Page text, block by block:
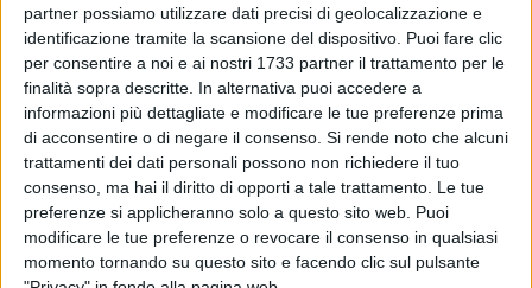
partner possiamo utilizzare dati precisi di geolocalizzazione e
identificazione tramite la scansione del dispositivo. Puoi fare clic
per consentire a noi e ai nostri 1733 partner il trattamento per le
finalità sopra descritte. In alternativa puoi accedere a
informazioni più dettagliate e modificare le tue preferenze prima
di acconsentire o di negare il consenso. Si rende noto che alcuni
trattamenti dei dati personali possono non richiedere il tuo
consenso, ma hai il diritto di opporti a tale trattamento. Le tue
preferenze si applicheranno solo a questo sito web. Puoi
modificare le tue preferenze o revocare il consenso in qualsiasi
momento tornando su questo sito e facendo clic sul pulsante
Oggi a Montalbano Jonico si è verificato l'incendio più
pericoloso che ha richiesto anche l'arrivo di un elicottero per i
lanci estinguenti dall'alto, oltre alle operazioni a terra da
parte dei vigili del fuoco e degli operai del Consorzio di
bonifica. Le squadre dei vigili del fuoco sono state
impegnate anche a Matera in varie località (Venusio, strada
provinciale 50 verso Gravina in Puglia; Picciano B; in città nel
rione Cappuccini nei pressi di via Casalnuovo) e a Scanzano
Jonico. In qualche caso le operazioni sono ancora in corso.